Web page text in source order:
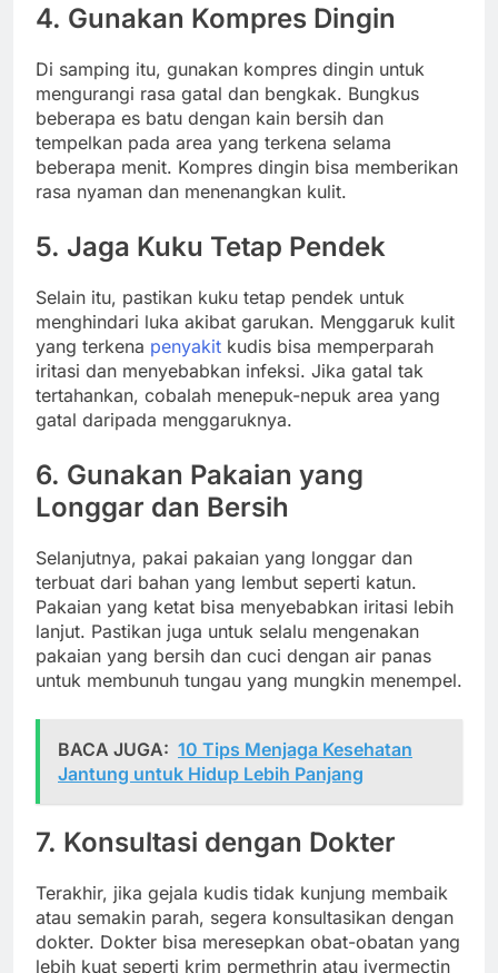
4. Gunakan Kompres Dingin
Di samping itu, gunakan kompres dingin untuk
mengurangi rasa gatal dan bengkak. Bungkus
beberapa es batu dengan kain bersih dan
tempelkan pada area yang terkena selama
beberapa menit. Kompres dingin bisa memberikan
rasa nyaman dan menenangkan kulit.
5. Jaga Kuku Tetap Pendek
Selain itu, pastikan kuku tetap pendek untuk
menghindari luka akibat garukan. Menggaruk kulit
yang terkena penyakit kudis bisa memperparah
iritasi dan menyebabkan infeksi. Jika gatal tak
tertahankan, cobalah menepuk-nepuk area yang
gatal daripada menggaruknya.
6. Gunakan Pakaian yang
Longgar dan Bersih
Selanjutnya, pakai pakaian yang longgar dan
terbuat dari bahan yang lembut seperti katun.
Pakaian yang ketat bisa menyebabkan iritasi lebih
lanjut. Pastikan juga untuk selalu mengenakan
pakaian yang bersih dan cuci dengan air panas
untuk membunuh tungau yang mungkin menempel.
BACA JUGA: 10 Tips Menjaga Kesehatan
Jantung untuk Hidup Lebih Panjang
7. Konsultasi dengan Dokter
Terakhir, jika gejala kudis tidak kunjung membaik
atau semakin parah, segera konsultasikan dengan
dokter. Dokter bisa meresepkan obat-obatan yang
lebih kuat seperti krim permethrin atau ivermectin